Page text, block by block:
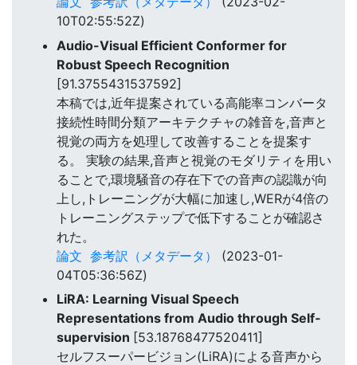
10T02:55:52Z)
Audio-Visual Efficient Conformer for
Robust Speech Recognition
[91.3755431537592]
本稿では,近年提案されている高能率コンバータ
接続性時間分類アーキテクチャの雑音を,音声と
視覚の両方を処理して改善することを提案す
る。 実験の結果,音声と視覚のモダリティを用い
ることで,環境騒音の存在下での音声の認識が向
上し,トレーニングが大幅に加速し,WERが4倍の
トレーニングステップで低下することが確認さ
れた。
論文 参考訳（メタデータ）
(2023-01-
04T05:36:56Z)
LiRA: Learning Visual Speech
Representations from Audio through Self-
supervision [53.18768477520411]
セルフスーパービジョン(LiRA)による音声から